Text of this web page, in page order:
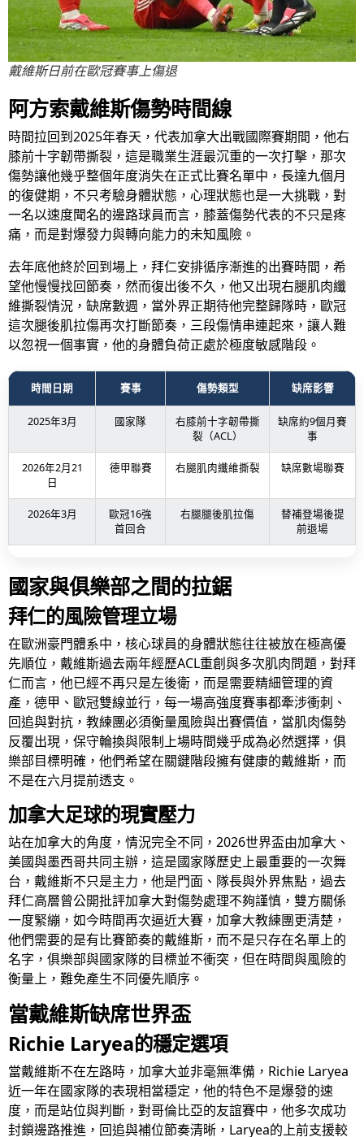
戴維斯日前在歐冠賽事上傷退
阿方索戴維斯傷勢時間線
時間拉回到2025年春天，代表加拿大出戰國際賽期間，他右
膝前十字韌帶撕裂，這是職業生涯最沉重的一次打擊，那次
傷勢讓他幾乎整個年度消失在正式比賽名單中，長達九個月
的復健期，不只考驗身體狀態，心理狀態也是一大挑戰，對
一名以速度聞名的邊路球員而言，膝蓋傷勢代表的不只是疼
痛，而是對爆發力與轉向能力的未知風險。
去年底他終於回到場上，拜仁安排循序漸進的出賽時間，希
望他慢慢找回節奏，然而復出後不久，他又出現右腿肌肉纖
維撕裂情況，缺席數週，當外界正期待他完整歸隊時，歐冠
這次腿後肌拉傷再次打斷節奏，三段傷情串連起來，讓人難
以忽視一個事實，他的身體負荷正處於極度敏感階段。
時間日期 賽事 傷勢類型 缺席影響
2025年3月 國家隊
右膝前十字韌帶撕
裂（ACL）
缺席約9個月賽
事
2026年2月21
日
德甲聯賽 右腿肌肉纖維撕裂 缺席數場聯賽
2026年3月
歐冠16強
首回合
右腿腿後肌拉傷
替補登場後提
前退場
國家與俱樂部之間的拉鋸
拜仁的風險管理立場
在歐洲豪門體系中，核心球員的身體狀態往往被放在極高優
先順位，戴維斯過去兩年經歷ACL重創與多次肌肉問題，對拜
仁而言，他已經不再只是左後衛，而是需要精細管理的資
產，德甲、歐冠雙線並行，每一場高強度賽事都牽涉衝刺、
回追與對抗，教練團必須衡量風險與出賽價值，當肌肉傷勢
反覆出現，保守輪換與限制上場時間幾乎成為必然選擇，俱
樂部目標明確，他們希望在關鍵階段擁有健康的戴維斯，而
不是在六月提前透支。
加拿大足球的現實壓力
站在加拿大的角度，情況完全不同，2026世界盃由加拿大、
美國與墨西哥共同主辦，這是國家隊歷史上最重要的一次舞
台，戴維斯不只是主力，他是門面、隊長與外界焦點，過去
拜仁高層曾公開批評加拿大對傷勢處理不夠謹慎，雙方關係
一度緊繃，如今時間再次逼近大賽，加拿大教練團更清楚，
他們需要的是有比賽節奏的戴維斯，而不是只存在名單上的
名字，俱樂部與國家隊的目標並不衝突，但在時間與風險的
衡量上，難免產生不同優先順序。
當戴維斯缺席世界盃
Richie Laryea的穩定選項
當戴維斯不在左路時，加拿大並非毫無準備，Richie Laryea
近一年在國家隊的表現相當穩定，他的特色不是爆發的速
度，而是站位與判斷，對哥倫比亞的友誼賽中，他多次成功
封鎖邊路推進，回追與補位節奏清晰，Laryea的上前支援較